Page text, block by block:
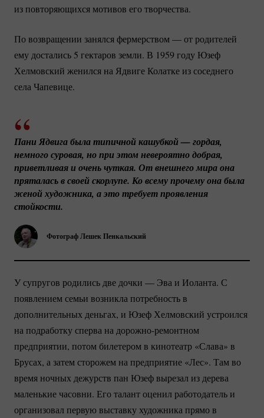
из повторяющихся мотивов его творчества.
По возвращении занялся фермерством — от родителей
ему достались 5 гектаров земли. В 1959 году Юзеф
Хелмовский женился на Ядвиге Колатке из соседнего
села Чапевице.
Фотограф Лешек Пенкальский
Пани Ядвига была типичной кашубкой — гордая,
немного суровая, но при этом невероятно добрая,
приветливая и очень чуткая. От внешнего мира она
пряталась в своей скорлупе. Ко всему прочему она была
женой художника, а это требует проявления
стойкости.
У супругов родились две дочки — Эва и Иоланта. С
появлением семьи возникла потребность в
дополнительных деньгах, и Юзеф Хелмовский устроился
на подработку сперва на дорожно-ремонтном
предприятии, потом билетером в кинотеатр «Слава» в
Брусах, а затем сторожем на предприятие «Лес». Там во
время ночных дежурств пан Юзеф вырезал из дерева
маленькие часовни. Его талант оценил работодатель и
организовал первую выставку художника прямо в